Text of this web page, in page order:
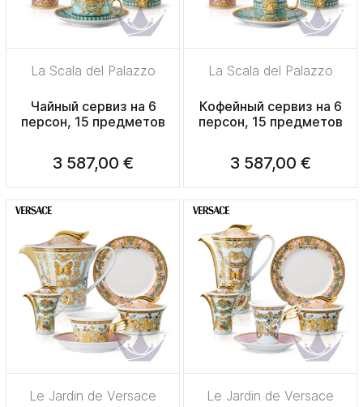
La Scala del Palazzo
Чайный сервиз на 6
персон, 15 предметов
3 587,00 €
La Scala del Palazzo
Кофейный сервиз на 6
персон, 15 предметов
3 587,00 €
Le Jardin de Versace Le Jardin de Versace